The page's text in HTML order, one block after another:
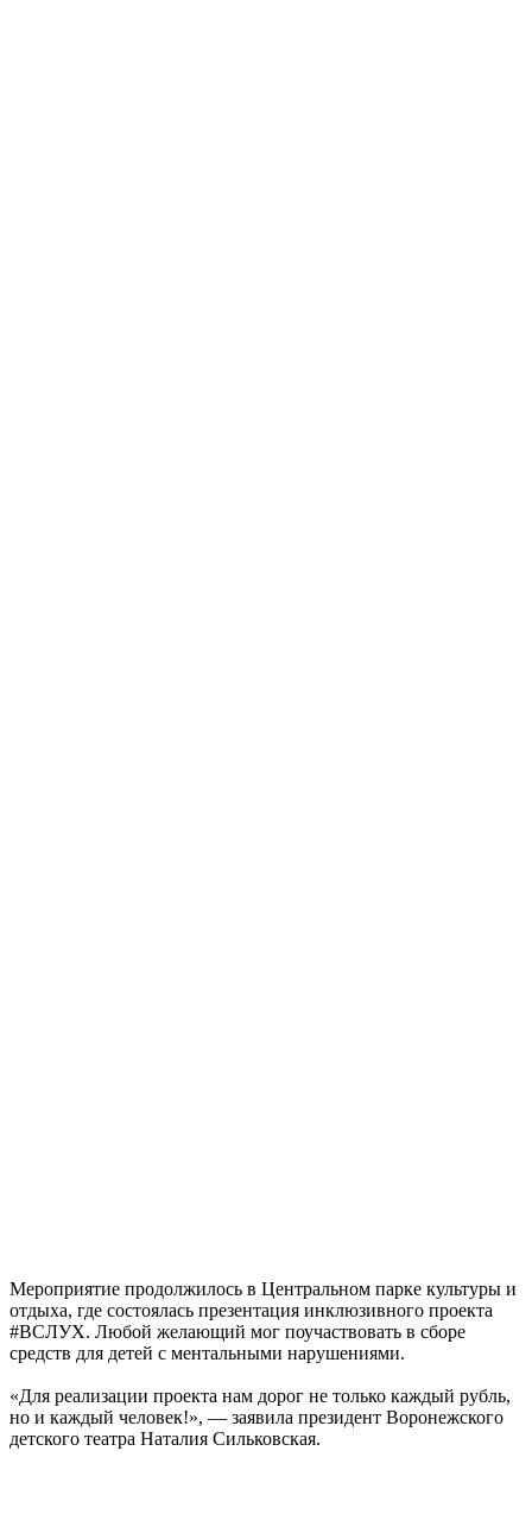
Мероприятие продолжилось в Центральном парке культуры и
отдыха, где состоялась презентация инклюзивного проекта
#ВСЛУХ. Любой желающий мог поучаствовать в сборе
средств для детей с ментальными нарушениями.
«Для реализации проекта нам дорог не только каждый рубль,
но и каждый человек!», — заявила президент Воронежского
детского театра Наталия Сильковская.